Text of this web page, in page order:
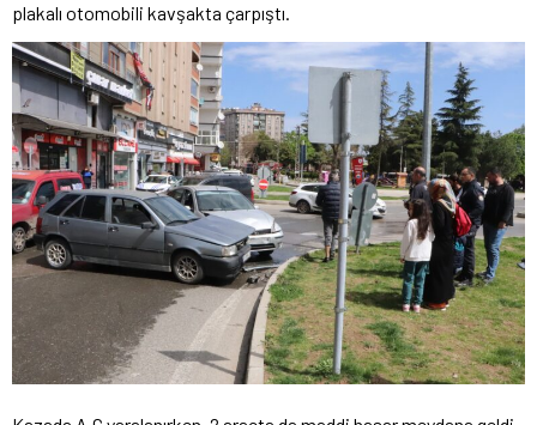
plakalı otomobili kavşakta çarpıştı.